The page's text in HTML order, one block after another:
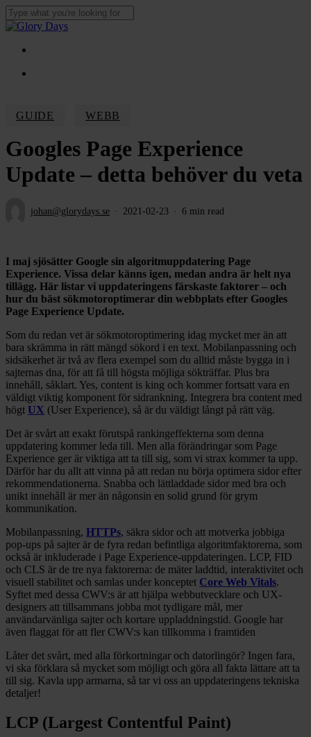
Skip
to
content
Close
Menu
GUIDE WEBB
Googles Page Experience
Update – detta behöver du veta
johan@glorydays.se 2021-02-23 6 min read
I maj sjösätter Google sin algoritmuppdatering Page
Experience. Vissa delar känns igen, medan andra är helt nya
tillägg. Här listar vi uppdateringens färskaste faktorer – och
hur du bäst sökmotoroptimerar din webbplats efter Googles
Page Experience Update.
Som du redan vet är sökmotoroptimering idag mycket mer än att
bara skrämma in rätt mängd sökord i en text. Mobilanpassning och
sidsäkerhet är två av flera exempel som du alltid måste bygga in i
sajternas dna, för att få till högsta möjliga sökträffar. Plus bra
innehåll, såklart. Yes, content is king och kommer fortsatt vara en
väldigt viktig komponent för sidrankning. Integrera bra content med
högt UX (User Experience), så är du väldigt långt på rätt väg.
Det är svårt att exakt förutspå rankingeffekterna som denna
uppdatering kommer leda till. Men alla förändringar som Page
Experience ger är viktiga att ta till sig, som vi strax kommer ta upp.
Därför har du allt att vinna på att redan nu börja optimera sidor efter
rekommendationerna. Snabba och lättladdade sidor med bra och
unikt innehåll är mer än någonsin en solid grund för grym
kommunikation.
Mobilanpassning, HTTPs, säkra sidor och att motverka jobbiga
pop-ups på sajter är de fyra redan befintliga algoritmfaktorerna, som
också är inkluderade i Page Experience-uppdateringen. LCP, FID
och CLS är de tre nya faktorerna: de mäter laddtid, interaktivitet och
visuell stabilitet och samlas under konceptet Core Web Vitals.
Syftet med dessa CWV:s är att hjälpa webbutvecklare och UX-
designers att tillsammans jobba mot tydligare mål, mer
användarvänliga sajter och kortare uppladdningstid. Google har
även flaggat för att fler CWV:s kan tillkomma i framtiden
Låter det svårt, med alla förkortningar och datorlingör? Ingen fara,
vi ska förklara så mycket som möjligt och göra all fakta lättare att ta
till sig. Kavla upp armarna, så tar vi oss an uppdateringens tekniska
detaljer!
LCP (Largest Contentful Paint)